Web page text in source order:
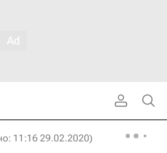
11:16 29.02.2020)